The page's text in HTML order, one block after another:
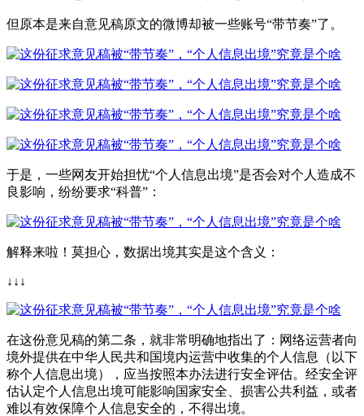
但原本是来自意见稿原文的微博却被一些账号“带节奏”了。
于是，一些网友开始担忧“个人信息出境”是否会对个人造成不
良影响，纷纷要求“科普”：
解释来啦！莫担心，数据出境其实是这个含义：
↓↓↓
在这份意见稿的第二条，就非常明确地指出了：网络运营者向
境外提供在中华人民共和国境内运营中收集的个人信息（以下
称个人信息出境），应当按照本办法进行安全评估。经安全评
估认定个人信息出境可能影响国家安全、损害公共利益，或者
难以有效保障个人信息安全的，不得出境。